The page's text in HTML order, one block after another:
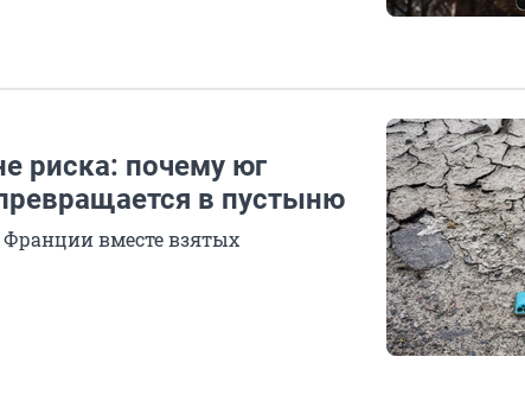
риска: почему юг
в пустыню
вместе взятых